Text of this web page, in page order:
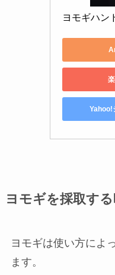
ヨモギハン
Yahoo!
ヨモギを採取する
ヨモギは使い方によ
ます。